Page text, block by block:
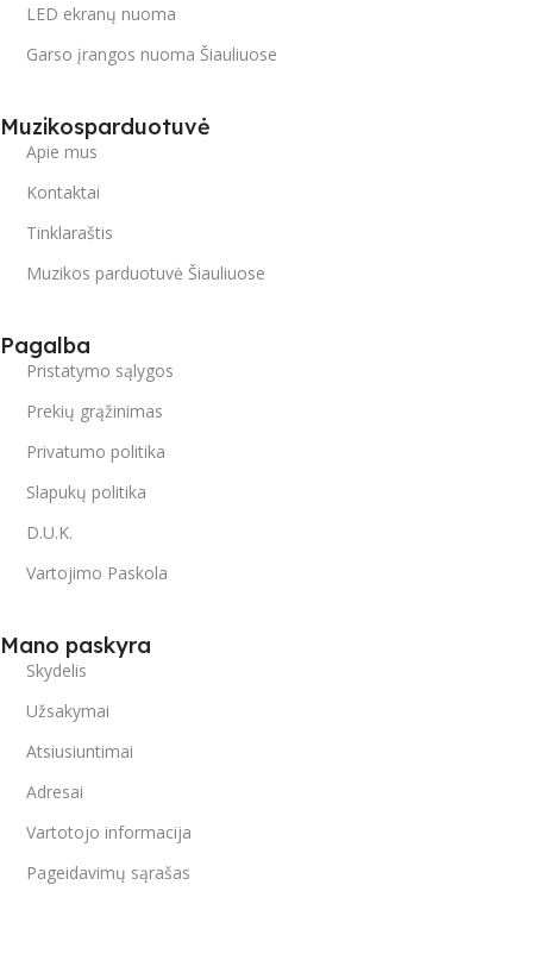
LED ekranų nuoma
Garso įrangos nuoma Šiauliuose
Muzikosparduotuvė
Apie mus
Kontaktai
Tinklaraštis
Muzikos parduotuvė Šiauliuose
Pagalba
Pristatymo sąlygos
Prekių grąžinimas
Privatumo politika
Slapukų politika
D.U.K.
Vartojimo Paskola
Mano paskyra
Skydelis
Užsakymai
Atsiusiuntimai
Adresai
Vartotojo informacija
Pageidavimų sąrašas